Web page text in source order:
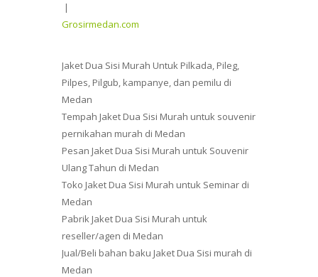
|
Grosirmedan.com
Jaket Dua Sisi Murah Untuk Pilkada, Pileg,
Pilpes, Pilgub, kampanye, dan pemilu di
Medan
Tempah Jaket Dua Sisi Murah untuk souvenir
pernikahan murah di Medan
Pesan Jaket Dua Sisi Murah untuk Souvenir
Ulang Tahun di Medan
Toko Jaket Dua Sisi Murah untuk Seminar di
Medan
Pabrik Jaket Dua Sisi Murah untuk
reseller/agen di Medan
Jual/Beli bahan baku Jaket Dua Sisi murah di
Medan